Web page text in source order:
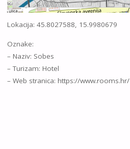
Lokacija: 45.8027588, 15.9980679
Oznake:
– Naziv: Sobes
– Turizam: Hotel
– Web stranica: https://www.rooms.hr/